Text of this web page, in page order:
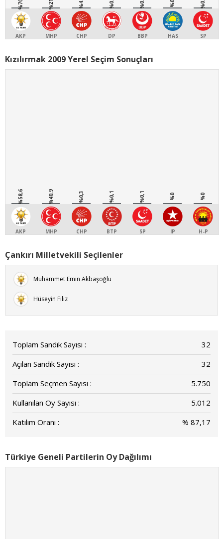
AKP MHP CHP DP BBP HAS SP
Kızılırmak 2009 Yerel Seçim Sonuçları
%58,6
AKP
%40,9
MHP
%0,3
CHP
%0,1
BTP
%0,1
SP
%0
IP
%0
H-P
Çankırı Milletvekili Seçilenler
Muhammet Emin Akbaşoğlu
Hüseyin Filiz
Toplam Sandık Sayısı :
32
Açılan Sandık Sayısı :
32
Toplam Seçmen Sayısı :
5.750
Kullanılan Oy Sayısı :
5.012
Katılım Oranı :
% 87,17
Türkiye Geneli Partilerin Oy Dağılımı